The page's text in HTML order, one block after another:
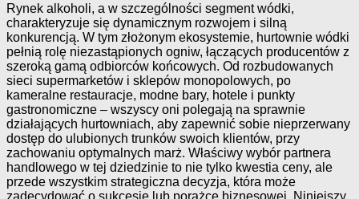
Rynek alkoholi, a w szczególności segment wódki,
charakteryzuje się dynamicznym rozwojem i silną
konkurencją. W tym złożonym ekosystemie, hurtownie wódki
pełnią rolę niezastąpionych ogniw, łączących producentów z
szeroką gamą odbiorców końcowych. Od rozbudowanych
sieci supermarketów i sklepów monopolowych, po
kameralne restauracje, modne bary, hotele i punkty
gastronomiczne – wszyscy oni polegają na sprawnie
działających hurtowniach, aby zapewnić sobie nieprzerwany
dostęp do ulubionych trunków swoich klientów, przy
zachowaniu optymalnych marż. Właściwy wybór partnera
handlowego w tej dziedzinie to nie tylko kwestia ceny, ale
przede wszystkim strategiczna decyzja, która może
zadecydować o sukcesie lub porażce biznesowej. Niniejszy